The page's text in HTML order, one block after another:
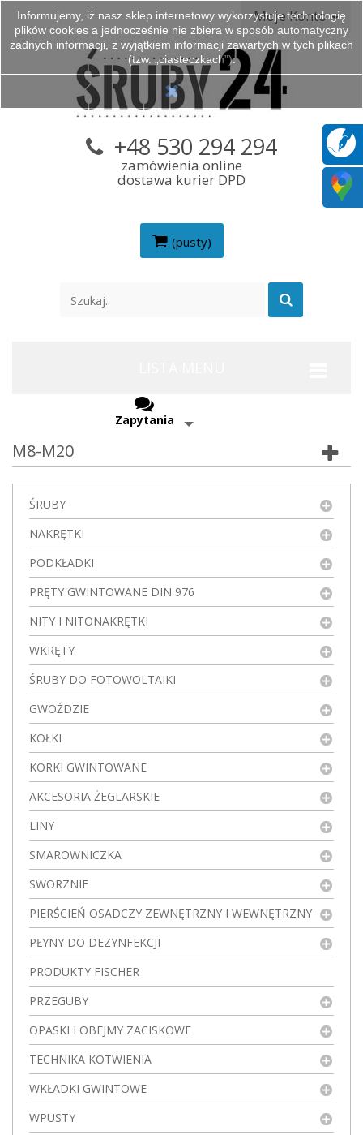
Moje Konto
(pusty)
+48 530 294 294
zamówienia online
dostawa kurier DPD
Zapytania
M8-M20
ŚRUBY
NAKRĘTKI
PODKŁADKI
PRĘTY GWINTOWANE DIN 976
NITY I NITONAKRĘTKI
WKRĘTY
ŚRUBY DO FOTOWOLTAIKI
GWOŹDZIE
KOŁKI
KORKI GWINTOWANE
AKCESORIA ŻEGLARSKIE
LINY
SMAROWNICZKA
SWORZNIE
PIERŚCIEŃ OSADCZY ZEWNĘTRZNY I WEWNĘTRZNY
PŁYNY DO DEZYNFEKCJI
PRODUKTY FISCHER
PRZEGUBY
OPASKI I OBEJMY ZACISKOWE
TECHNIKA KOTWIENIA
WKŁADKI GWINTOWE
WPUSTY
Informujemy, iż nasz sklep internetowy wykorzystuje technologię
plików cookies a jednocześnie nie zbiera w sposób automatyczny
żadnych informacji, z wyjątkiem informacji zawartych w tych plikach
(tzw. „ciasteczkach”).